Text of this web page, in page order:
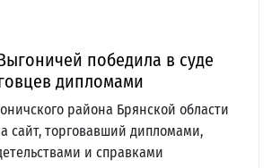
победила в суде
дипломами
района Брянской области
сайт, торговавший дипломами,
и справками